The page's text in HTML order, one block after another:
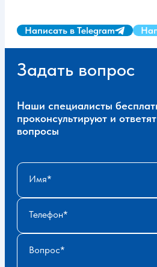
Написать в Telegram
Задать вопрос
Наши специалисты
проконсультируют и
вопросы
Имя
Телефон
Вопрос